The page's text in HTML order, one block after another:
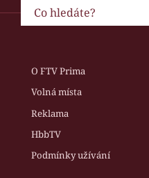
O FTV Prima
Volná místa
Reklama
HbbTV
Podmínky užívání